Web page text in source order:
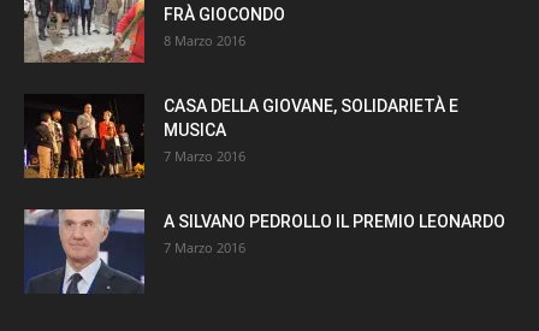
FRÀ GIOCONDO
8 Marzo 2016
CASA DELLA GIOVANE, SOLIDARIETÀ E
MUSICA
7 Marzo 2016
A SILVANO PEDROLLO IL PREMIO LEONARDO
7 Marzo 2016